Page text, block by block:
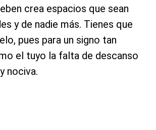
crea espacios que sean
y de nadie más. Tienes que
pues para un signo tan
el tuyo la falta de descanso
nociva.